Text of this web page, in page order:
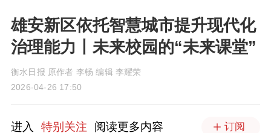
雄安新区依托智慧城市提升现代化
治理能力丨未来校园的“未来课堂”
衡水日报 原作者 李畅 编辑 李耀荣
2026-04-26 17:50
进入 特别关注 阅读更多内容 订阅